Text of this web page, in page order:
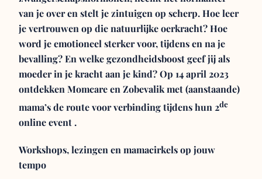
van je over en stelt je zintuigen op scherp. Hoe leer
je vertrouwen op die natuurlijke oerkracht? Hoe
word je emotioneel sterker voor, tijdens en na je
bevalling? En welke gezondheidsboost geef jij als
moeder in je kracht aan je kind? Op 14 april 2023
ontdekken Momcare en Zobevalik met (aanstaande)
mama’s de route voor verbinding tijdens hun 2de
online event .
Workshops, lezingen en mamacirkels op jouw
tempo